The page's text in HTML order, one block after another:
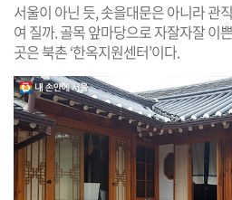
서울이 아닌 듯, 솟을대문은 아니라 관
여 질까. 골목 앞마당으로 자잘자잘 이
곳은 북촌 ‘한옥지원센터’이다.